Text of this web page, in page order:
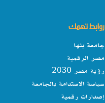
روابط تهمك
جامعة بنها
مصر الرقمية
رؤية مصر 2030
سياسة الاستدامة بالجامعة
إصدارات رقمية